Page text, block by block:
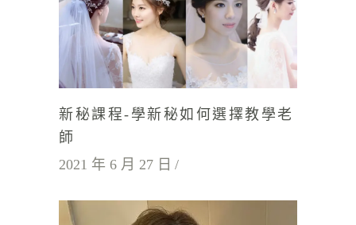
新秘課程-學新秘如何選擇教學老
師
2021 年 6 月 27 日